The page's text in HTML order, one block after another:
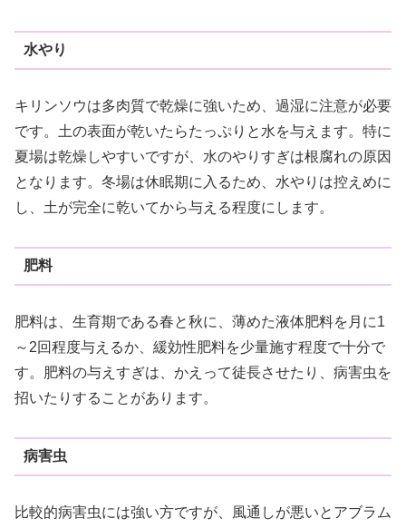
水やり
キリンソウは多肉質で乾燥に強いため、過湿に注意が必要
です。土の表面が乾いたらたっぷりと水を与えます。特に
夏場は乾燥しやすいですが、水のやりすぎは根腐れの原因
となります。冬場は休眠期に入るため、水やりは控えめに
し、土が完全に乾いてから与える程度にします。
肥料
肥料は、生育期である春と秋に、薄めた液体肥料を月に1
～2回程度与えるか、緩効性肥料を少量施す程度で十分で
す。肥料の与えすぎは、かえって徒長させたり、病害虫を
招いたりすることがあります。
病害虫
比較的病害虫には強い方ですが、風通しが悪いとアブラム